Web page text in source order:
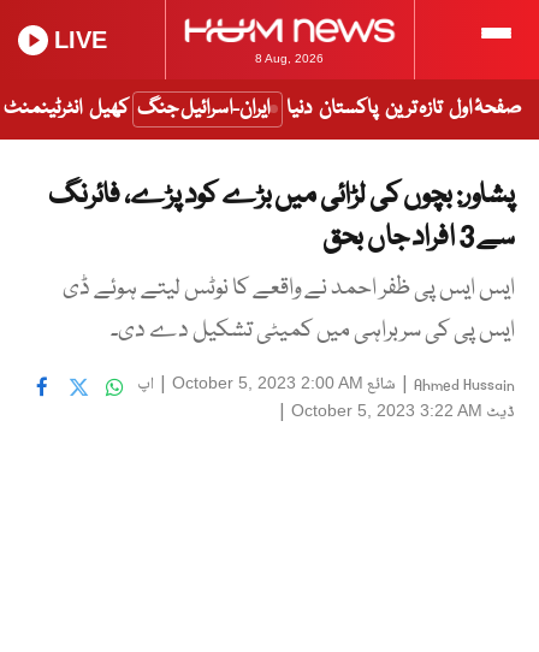
8 Aug, 2026
LIVE
صفحۂ اول تازہ ترین پاکستان دنیا ایران-اسرائیل جنگ کھیل انٹرٹینمنٹ
پشاور: بچوں کی لڑائی میں بڑے کود پڑے، فائرنگ
سے 3 افراد جاں بحق
ایس ایس پی ظفر احمد نے واقعے کا نوٹس لیتے ہوئے ڈی
ایس پی کی سربراہی میں کمیٹی تشکیل دے دی۔
Ahmed Hussain
| شائع October 5, 2023 2:00 AM
| اپ
ڈیٹ October 5, 2023 3:22 AM
|